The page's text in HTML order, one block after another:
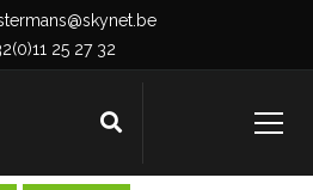
25 27 32